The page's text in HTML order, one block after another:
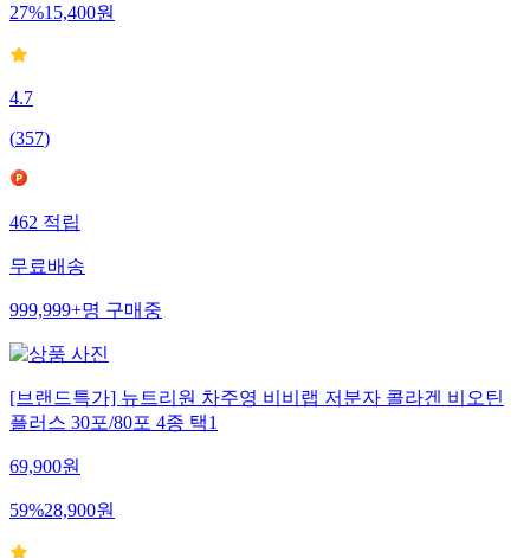
27%15,400원
4.7
(357)
462적립
무료배송
999,999+명구매중
[브랜드특가] 뉴트리원 차주영 비비랩 저분자 콜라겐 비오틴
플러스 30포/80포 4종 택1
69,900원
59%28,900원